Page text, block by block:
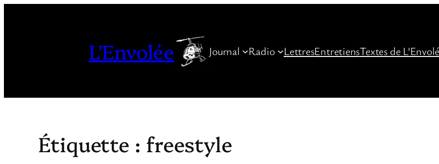
L'Envolée Journal Radio LettresEntretiensTextes de
Étiquette : freestyle